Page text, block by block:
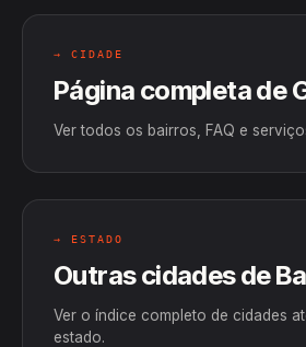
→ CIDADE
Página completa de
Ver todos os bairros, FAQ e
→ ESTADO
Outras cidades de
Ver o índice completo de cidades
estado.